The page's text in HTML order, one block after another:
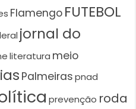
Flamengo FUTEBOL
jornal do
literatura meio
Palmeiras pnad
prevenção roda